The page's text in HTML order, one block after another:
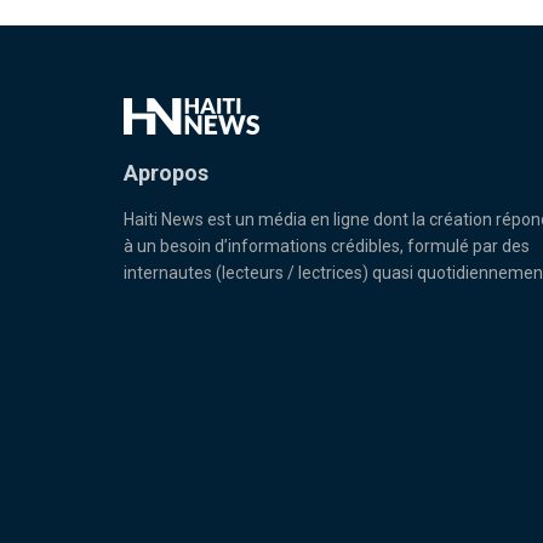
Apropos
Haiti News est un média en ligne dont la création
à un besoin d’informations crédibles, formulé par des
internautes (lecteurs / lectrices) quasi